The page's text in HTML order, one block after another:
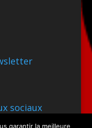
sociaux
garantir la meilleure